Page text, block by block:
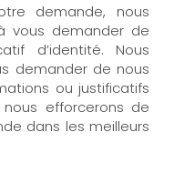
demande, nous
vous demander de
d’identité. Nous
demander de nous
ou justificatifs
nous efforcerons de
dans les meilleurs